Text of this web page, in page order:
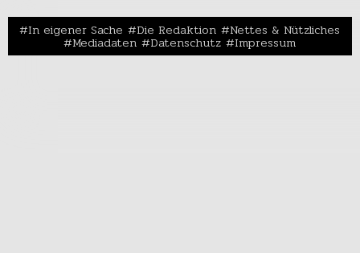
In eigener Sache Die Redaktion Nettes & Nützliches
Mediadaten Datenschutz Impressum